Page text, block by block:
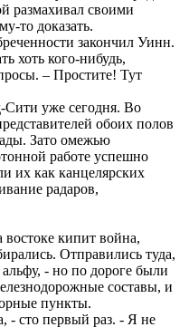
размахивал своими
то доказать.
закончил Уинн.
хоть кого-нибудь,
– Простите! Тут
уже сегодня. Во
обоих полов
Зато омежью
работе успешно
их как канцелярских
радаров,
кипит война,
Отправились туда,
- но по дороге были
составы, и
пункты.
- сто первый раз. - Я не